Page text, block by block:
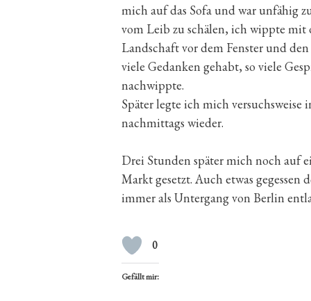
mich auf das Sofa und war unfähig
vom Leib zu schälen, ich wippte mit
Landschaft vor dem Fenster und
viele Gedanken gehabt, so viele
nachwippte.
Später legte ich mich
nachmittags wieder.
Drei Stunden später mich noch auf
Markt gesetzt. Auch etwas
immer als Untergang von Berlin
0
Gefällt mir: